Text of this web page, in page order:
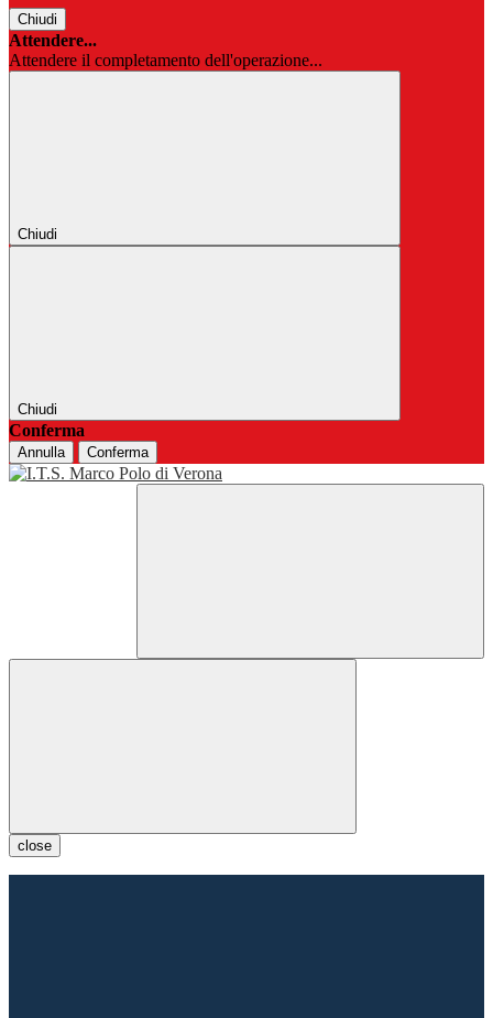
Chiudi
Attendere...
Attendere il completamento dell'operazione...
Chiudi
Chiudi
Conferma
Annulla Conferma
close